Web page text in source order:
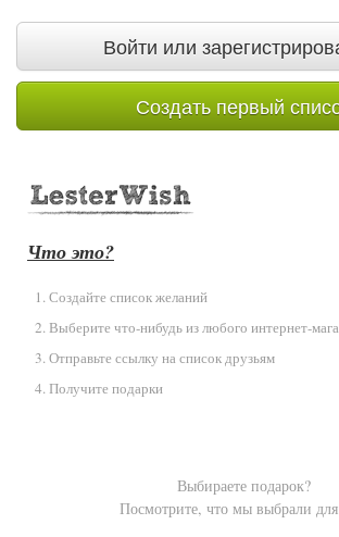
Войти или
Создать первый
Что это?
Создайте список желаний
Выберите что-нибудь из любого интернет-
Отправьте ссылку на список друзьям
Получите подарки
Выбираете подарок?
Посмотрите, что мы выбрали для